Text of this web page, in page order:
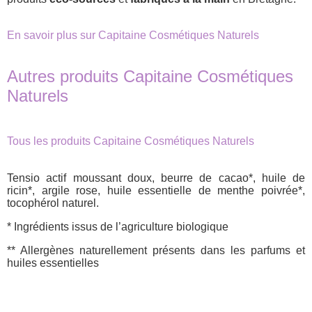
En savoir plus sur Capitaine Cosmétiques Naturels
Autres produits Capitaine Cosmétiques
Naturels
Tous les produits Capitaine Cosmétiques Naturels
Tensio actif moussant doux, beurre de cacao*, huile de
ricin*, argile rose, huile essentielle de menthe poivrée*,
tocophérol naturel.
* Ingrédients issus de l’agriculture biologique
** Allergènes naturellement présents dans les parfums et
huiles essentielles